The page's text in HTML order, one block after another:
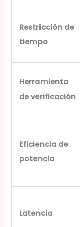
Restricción de
tiempo
Herramienta
de verificación
Eficiencia de
potencia
Latencia